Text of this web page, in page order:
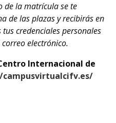
de la matrícula se te
de las plazas y recibirás en
credenciales personales
electrónico.
Internacional de